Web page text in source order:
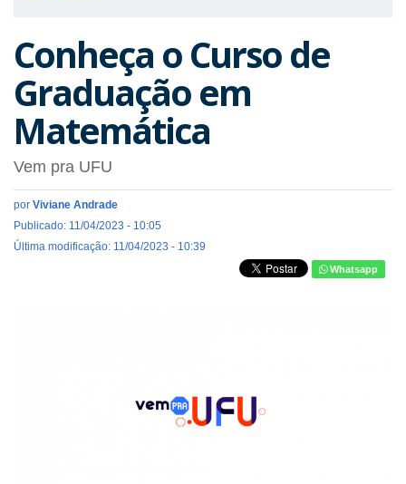
Conheça o Curso de
Graduação em
Matemática
Vem pra UFU
por Viviane Andrade
Publicado: 11/04/2023 - 10:05
Última modificação: 11/04/2023 - 10:39
Whatsapp